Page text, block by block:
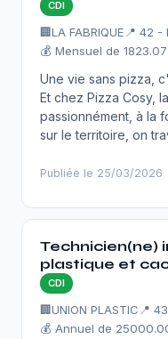
CDI
🏢LA FABRIQUE 📍 42 -
💰 Mensuel de
Une vie sans pizza,
Et chez Pizza Cosy,
passionnément, à la
sur le territoire, on
Publiée le 25/03/2026
Technicien(ne)
plastique et
CDI
🏢UNION PLASTIC 📍
💰 Annuel de